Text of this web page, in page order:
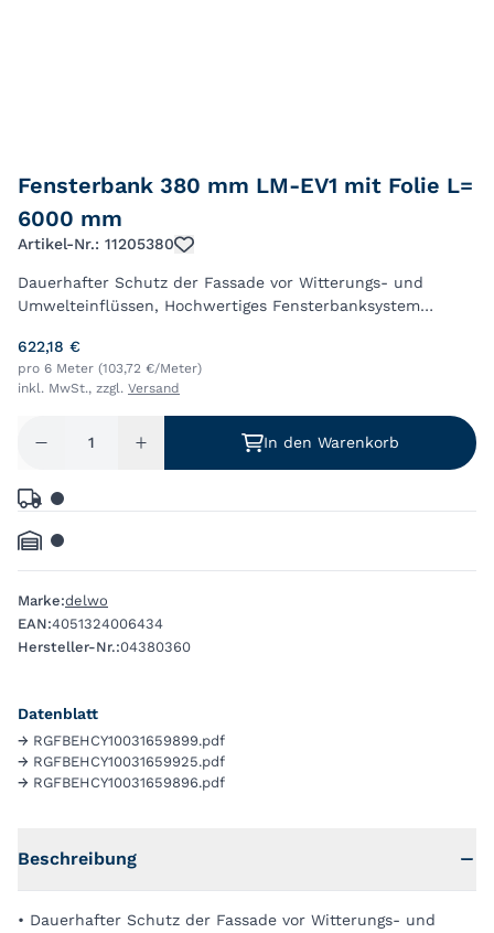
Fensterbank 380 mm LM-EV1 mit Folie L=
6000 mm
Artikel-Nr.: 11205380
Dauerhafter Schutz der Fassade vor Witterungs- und
Umwelteinflüssen, Hochwertiges Fensterbanksystem
Ausladungstiefen von 50 – 500mm lagernd, Die...
622,18 €
pro 6 Meter (103,72 €/Meter)
inkl. MwSt., zzgl. Versand
In den Warenkorb
Marke:delwo
EAN:4051324006434
Hersteller-Nr.:04380360
Datenblatt
→ RGFBEHCY10031659899.pdf
→ RGFBEHCY10031659925.pdf
→ RGFBEHCY10031659896.pdf
Beschreibung
• Dauerhafter Schutz der Fassade vor Witterungs- und